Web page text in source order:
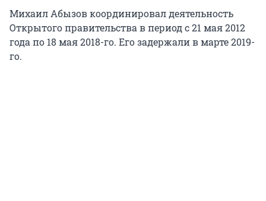
Михаил Абызов координировал деятельность
Открытого правительства в период с 21 мая 2012
года по 18 мая 2018-го. Его задержали в марте 2019-
го.